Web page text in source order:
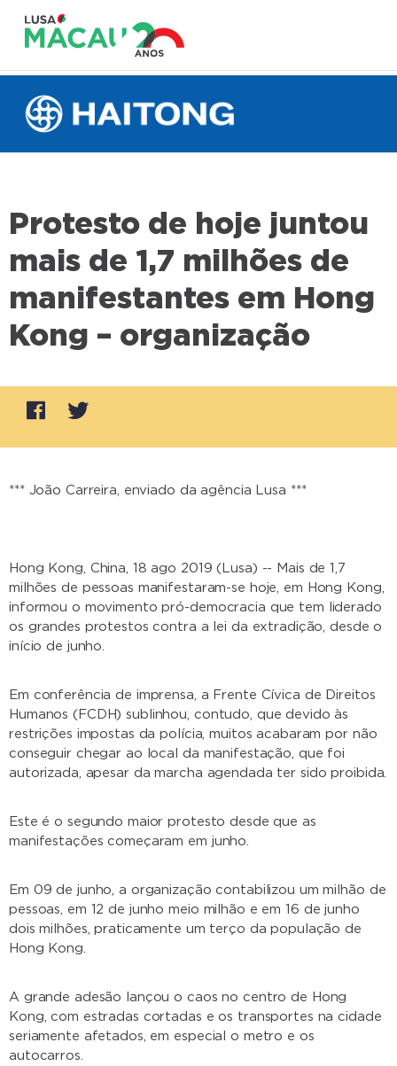
Protesto de hoje juntou
mais de 1,7 milhões de
manifestantes em Hong
Kong – organização
*** João Carreira, enviado da agência Lusa ***
Hong Kong, China, 18 ago 2019 (Lusa) -- Mais de 1,7
milhões de pessoas manifestaram-se hoje, em Hong Kong,
informou o movimento pró-democracia que tem liderado
os grandes protestos contra a lei da extradição, desde o
início de junho.
Em conferência de imprensa, a Frente Cívica de Direitos
Humanos (FCDH) sublinhou, contudo, que devido às
restrições impostas da polícia, muitos acabaram por não
conseguir chegar ao local da manifestação, que foi
autorizada, apesar da marcha agendada ter sido proibida.
Este é o segundo maior protesto desde que as
manifestações começaram em junho.
Em 09 de junho, a organização contabilizou um milhão de
pessoas, em 12 de junho meio milhão e em 16 de junho
dois milhões, praticamente um terço da população de
Hong Kong.
A grande adesão lançou o caos no centro de Hong
Kong, com estradas cortadas e os transportes na cidade
seriamente afetados, em especial o metro e os
autocarros.